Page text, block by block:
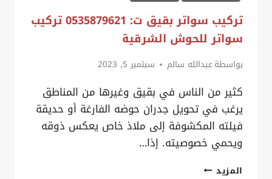
ساتر
على
الجدار
صفوى
تركيب سواتر بقيق ت: 0535879621 تركيب
سواتر للحوش الشرقية
بواسطةعبدالله سالم سبتمبر 5, 2023
كثير من الناس في بقيق وغيرها من المناطق
يرغب في تحويل جدران حوضه الفارغة أو حديقة
فيلته المكشوفة إلى ملاذ خاص يعكس ذوقه
ويحمي خصوصيته. إذا…
المزيدتركيب